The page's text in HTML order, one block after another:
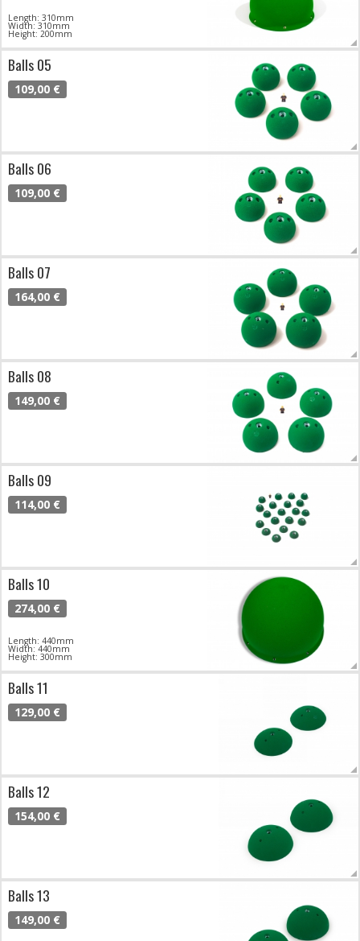
Length: 310mm
Width: 310mm
Height: 200mm
Balls 05
109,00 €
Balls 06
109,00 €
Balls 07
164,00 €
Balls 08
149,00 €
Balls 09
114,00 €
Balls 10
274,00 €
Length: 440mm
Width: 440mm
Height: 300mm
Balls 11
129,00 €
Balls 12
154,00 €
Balls 13
149,00 €